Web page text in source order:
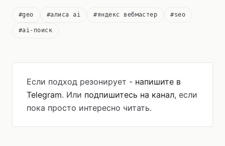
#geo #алиса ai #яндекс вебмастер #seo
#ai-поиск
Если подход резонирует - напишите в
Telegram. Или подпишитесь на канал, если
пока просто интересно читать.